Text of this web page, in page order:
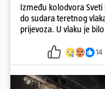
Između kolodvora Sveti
do sudara teretnog
prijevoza. U vlaku je
14